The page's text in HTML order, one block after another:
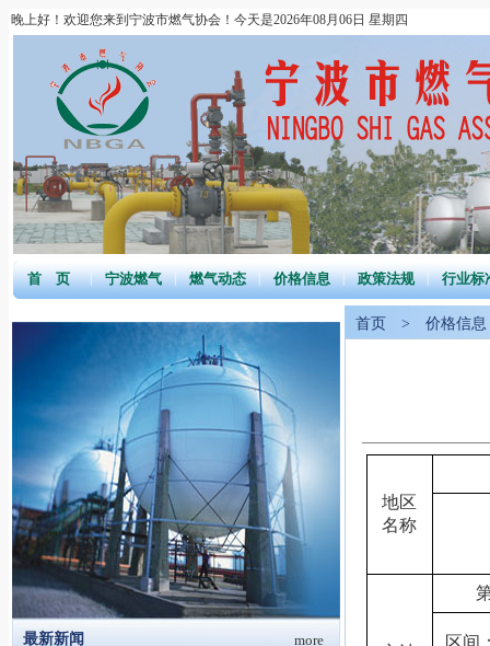
晚上好！欢迎您来到宁波市燃气协会！今天是2026年08月06日 星期四
首 页 | 宁波燃气 | 燃气动态 | 价格信息 | 政策法规 | 行业标
最新新闻
more
首页 > 价格信息
地区
名称
区间